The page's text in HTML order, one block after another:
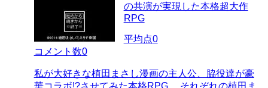
の共演が実現した本格超大作
RPG
平均点0
コメント数0
私が大好きな植田まさし漫画の主人公、脇役達が豪
華コラボ!?させてみた本格RPG。 それぞれの植田ま